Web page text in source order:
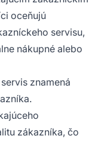
oceňujú
servisu,
nákupné alebo
znamená
zákazníka, čo